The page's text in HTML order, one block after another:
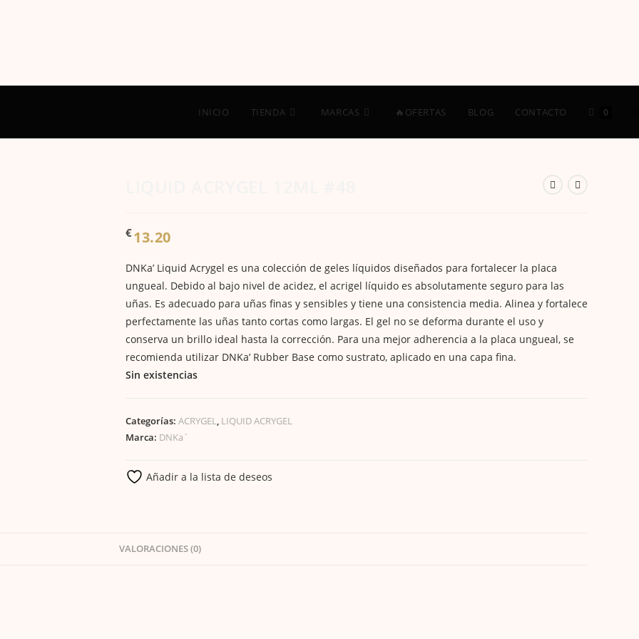
INICIO TIENDA MARCAS 🔥OFERTAS BLOG CONTACTO 0
€13.20
DNKa’ Liquid Acrygel es una colección de geles líquidos diseñados para fortalecer la placa
ungueal. Debido al bajo nivel de acidez, el acrigel líquido es absolutamente seguro para las
uñas. Es adecuado para uñas finas y sensibles y tiene una consistencia media. Alinea y fortalece
perfectamente las uñas tanto cortas como largas. El gel no se deforma durante el uso y
conserva un brillo ideal hasta la corrección. Para una mejor adherencia a la placa ungueal, se
recomienda utilizar DNKa’ Rubber Base como sustrato, aplicado en una capa fina.
Sin existencias
Categorías: ACRYGEL, LIQUID ACRYGEL
Marca: DNKa´
Añadir a la lista de deseos
VALORACIONES (0)